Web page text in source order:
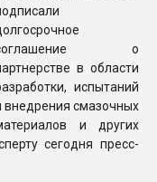
о
в области
испытаний
внедрения смазочных
и других
сегодня пресс-